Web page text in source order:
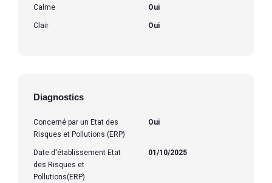
Calme Oui
Clair Oui
Diagnostics
Concerné par un Etat des
Risques et Pollutions (ERP)
Oui
Date d'établissement Etat
des Risques et
Pollutions(ERP)
01/10/2025